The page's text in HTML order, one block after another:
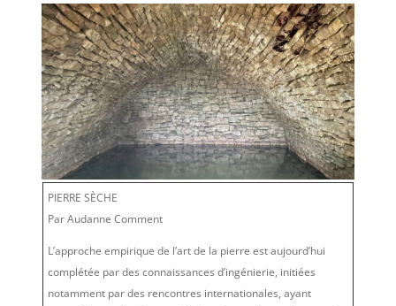
PIERRE SÈCHE
Par Audanne Comment
L’approche empirique de l’art de la pierre est aujourd’hui
complétée par des connaissances d’ingénierie, initiées
notamment par des rencontres internationales, ayant